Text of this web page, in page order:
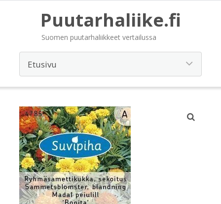
Puutarhaliike.fi
Suomen puutarhaliikkeet vertailussa